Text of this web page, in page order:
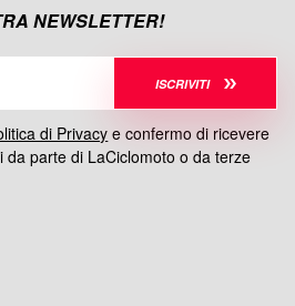
NEWSLETTER!
ISCRIVITI
di Privacye confermo di ricevere
da parte di LaCiclomoto o da terze